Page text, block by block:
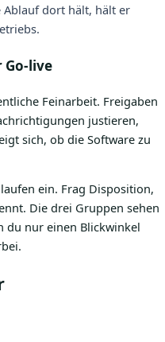
dort hält, hält er
Go-live
Feinarbeit. Freigaben
justieren,
sich, ob die Software zu
ein. Frag Disposition,
Die drei Gruppen sehen
du nur einen Blickwinkel